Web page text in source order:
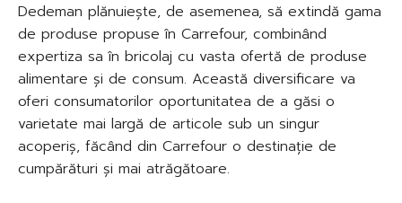
Dedeman plănuiește, de asemenea, să extindă gama
de produse propuse în Carrefour, combinând
expertiza sa în bricolaj cu vasta ofertă de produse
alimentare și de consum. Această diversificare va
oferi consumatorilor oportunitatea de a găsi o
varietate mai largă de articole sub un singur
acoperiș, făcând din Carrefour o destinație de
cumpărături și mai atrăgătoare.